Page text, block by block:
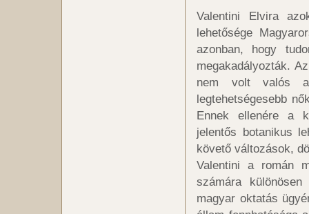
Valentini Elvira
lehetősége
azonban, hogy
megakadályozták.
nem volt valós
legtehetségesebb
Ennek ellenére a
jelentős botanikus
követő változások,
Valentini a román
számára
magyar oktatás